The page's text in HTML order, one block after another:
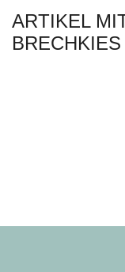
ARTIKEL
BRECHKIES